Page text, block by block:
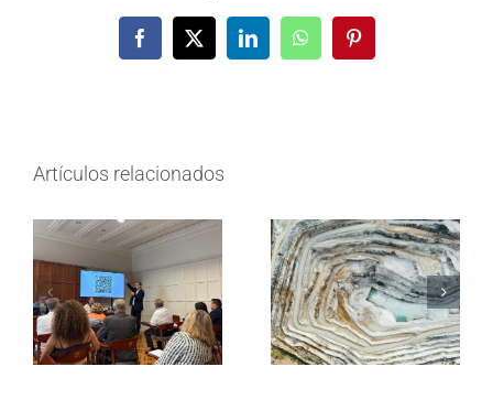
Facebook
X LinkedInWhatsAppPinterest
Artículos relacionados